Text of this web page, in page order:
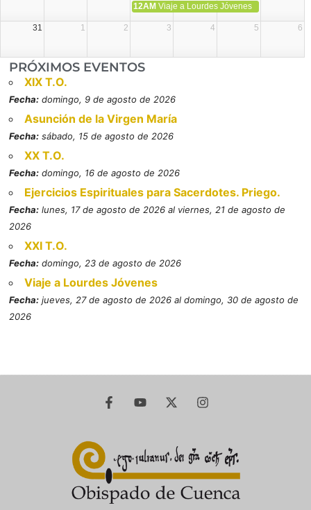
12AM Viaje a Lourdes Jóvenes
31 1 2 3 4 5 6
PRÓXIMOS EVENTOS
XIX T.O.
Fecha: domingo, 9 de agosto de 2026
Asunción de la Virgen María
Fecha: sábado, 15 de agosto de 2026
XX T.O.
Fecha: domingo, 16 de agosto de 2026
Ejercicios Espirituales para Sacerdotes. Priego.
Fecha: lunes, 17 de agosto de 2026 al viernes, 21 de agosto de
2026
XXI T.O.
Fecha: domingo, 23 de agosto de 2026
Viaje a Lourdes Jóvenes
Fecha: jueves, 27 de agosto de 2026 al domingo, 30 de agosto de
2026